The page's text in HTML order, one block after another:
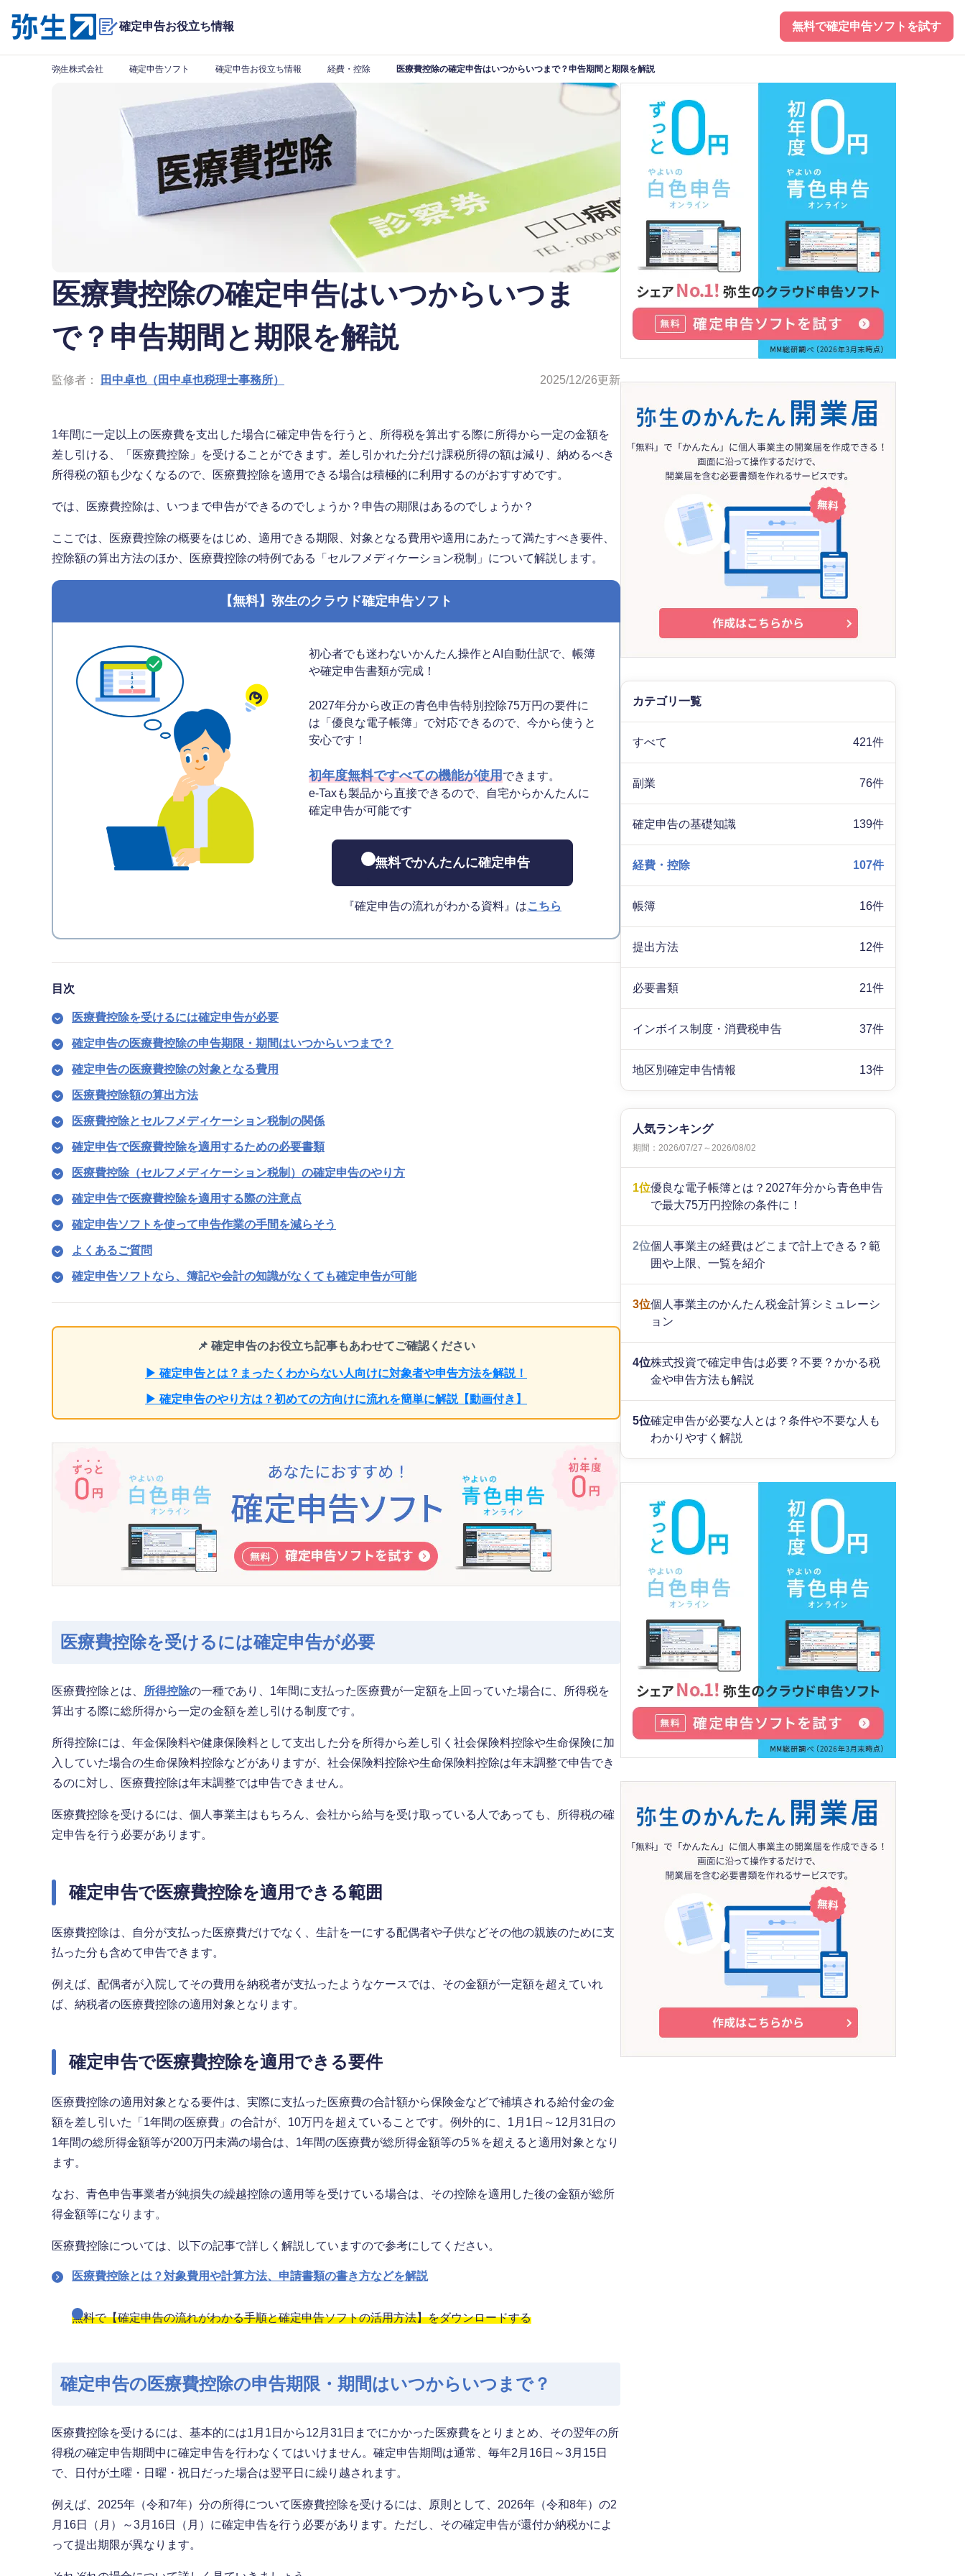
確定申告お役立ち情報 無料で確定申告ソフトを試す
弥生株式会社 確定申告ソフト 確定申告お役立ち情報 経費・控除 医療費控除の確定申告はいつからいつまで？申告期間と期限を解説
医療費控除の確定申告はいつからいつま
で？申告期間と期限を解説
監修者： 田中卓也（田中卓也税理士事務所） 2025/12/26更新
1年間に一定以上の医療費を支出した場合に確定申告を行うと、所得税を算出する際に所得から一定の金額を
差し引ける、「医療費控除」を受けることができます。差し引かれた分だけ課税所得の額は減り、納めるべき
所得税の額も少なくなるので、医療費控除を適用できる場合は積極的に利用するのがおすすめです。
では、医療費控除は、いつまで申告ができるのでしょうか？申告の期限はあるのでしょうか？
ここでは、医療費控除の概要をはじめ、適用できる期限、対象となる費用や適用にあたって満たすべき要件、
控除額の算出方法のほか、医療費控除の特例である「セルフメディケーション税制」について解説します。
【無料】弥生のクラウド確定申告ソフト
初心者でも迷わないかんたん操作とAI自動仕訳で、帳簿
や確定申告書類が完成！
2027年分から改正の青色申告特別控除75万円の要件に
は「優良な電子帳簿」で対応できるので、今から使うと
安心です！
初年度無料ですべての機能が使用できます。
e-Taxも製品から直接できるので、自宅からかんたんに
確定申告が可能です
無料でかんたんに確定申告
『確定申告の流れがわかる資料』はこちら
目次
医療費控除を受けるには確定申告が必要
確定申告の医療費控除の申告期限・期間はいつからいつまで？
確定申告の医療費控除の対象となる費用
医療費控除額の算出方法
医療費控除とセルフメディケーション税制の関係
確定申告で医療費控除を適用するための必要書類
医療費控除（セルフメディケーション税制）の確定申告のやり方
確定申告で医療費控除を適用する際の注意点
確定申告ソフトを使って申告作業の手間を減らそう
よくあるご質問
確定申告ソフトなら、簿記や会計の知識がなくても確定申告が可能
📌 確定申告のお役立ち記事もあわせてご確認ください
▶ 確定申告とは？まったくわからない人向けに対象者や申告方法を解説！
▶ 確定申告のやり方は？初めての方向けに流れを簡単に解説【動画付き】
医療費控除を受けるには確定申告が必要
医療費控除とは、 所得控除の一種であり、1年間に支払った医療費が一定額を上回っていた場合に、所得税を
算出する際に総所得から一定の金額を差し引ける制度です。
所得控除には、年金保険料や健康保険料として支出した分を所得から差し引く社会保険料控除や生命保険に加
入していた場合の生命保険料控除などがありますが、社会保険料控除や生命保険料控除は年末調整で申告でき
るのに対し、医療費控除は年末調整では申告できません。
医療費控除を受けるには、個人事業主はもちろん、会社から給与を受け取っている人であっても、所得税の確
定申告を行う必要があります。
確定申告で医療費控除を適用できる範囲
医療費控除は、自分が支払った医療費だけでなく、生計を一にする配偶者や子供などその他の親族のために支
払った分も含めて申告できます。
例えば、配偶者が入院してその費用を納税者が支払ったようなケースでは、その金額が一定額を超えていれ
ば、納税者の医療費控除の適用対象となります。
確定申告で医療費控除を適用できる要件
医療費控除の適用対象となる要件は、実際に支払った医療費の合計額から保険金などで補填される給付金の金
額を差し引いた「1年間の医療費」の合計が、10万円を超えていることです。例外的に、1月1日～12月31日の
1年間の総所得金額等が200万円未満の場合は、1年間の医療費が総所得金額等の5％を超えると適用対象となり
ます。
なお、青色申告事業者が純損失の繰越控除の適用等を受けている場合は、その控除を適用した後の金額が総所
得金額等になります。
医療費控除については、以下の記事で詳しく解説していますので参考にしてください。
医療費控除とは？対象費用や計算方法、申請書類の書き方などを解説
無料で【確定申告の流れがわかる手順と確定申告ソフトの活用方法】をダウンロードする
確定申告の医療費控除の申告期限・期間はいつからいつまで？
医療費控除を受けるには、基本的には1月1日から12月31日までにかかった医療費をとりまとめ、その翌年の所
得税の確定申告期間中に確定申告を行わなくてはいけません。確定申告期間は通常、毎年2月16日～3月15日
で、日付が土曜・日曜・祝日だった場合は翌平日に繰り越されます。
例えば、2025年（令和7年）分の所得について医療費控除を受けるには、原則として、2026年（令和8年）の2
月16日（月）～3月16日（月）に確定申告を行う必要があります。ただし、その確定申告が還付か納税かによ
って提出期限が異なります。
カテゴリ一覧
すべて 421件
副業 76件
確定申告の基礎知識 139件
経費・控除 107件
帳簿 16件
提出方法 12件
必要書類 21件
インボイス制度・消費税申告 37件
地区別確定申告情報 13件
人気ランキング
期間：2026/07/27～2026/08/02
1位優良な電子帳簿とは？2027年分から青色申告
で最大75万円控除の条件に！
2位個人事業主の経費はどこまで計上できる？範
囲や上限、一覧を紹介
3位個人事業主のかんたん税金計算シミュレーシ
ョン
4位株式投資で確定申告は必要？不要？かかる税
金や申告方法も解説
5位確定申告が必要な人とは？条件や不要な人も
わかりやすく解説